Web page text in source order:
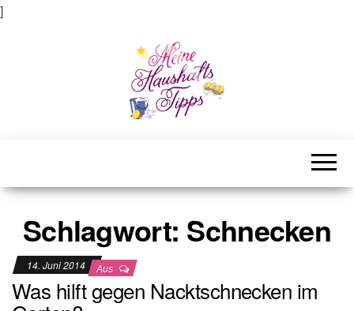
]
Schlagwort: Schnecken
14. Juni 2014 Aus
Was hilft gegen Nacktschnecken im